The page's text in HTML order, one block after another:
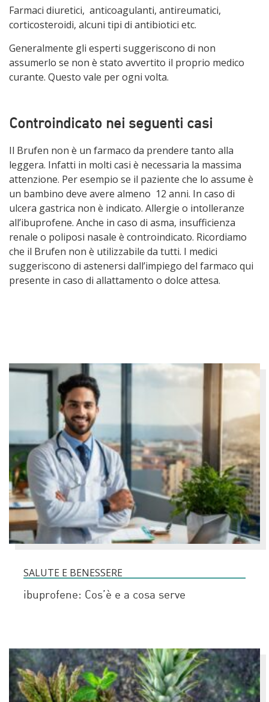
Farmaci diuretici, anticoagulanti, antireumatici,
corticosteroidi, alcuni tipi di antibiotici etc.
Generalmente gli esperti suggeriscono di non
assumerlo se non è stato avvertito il proprio medico
curante. Questo vale per ogni volta.
Controindicato nei seguenti casi
Il Brufen non è un farmaco da prendere tanto alla
leggera. Infatti in molti casi è necessaria la massima
attenzione. Per esempio se il paziente che lo assume è
un bambino deve avere almeno 12 anni. In caso di
ulcera gastrica non è indicato. Allergie o intolleranze
all’ibuprofene. Anche in caso di asma, insufficienza
renale o poliposi nasale è controindicato. Ricordiamo
che il Brufen non è utilizzabile da tutti. I medici
suggeriscono di astenersi dall’impiego del farmaco qui
presente in caso di allattamento o dolce attesa.
SALUTE E BENESSERE
ibuprofene: Cos’è e a cosa serve